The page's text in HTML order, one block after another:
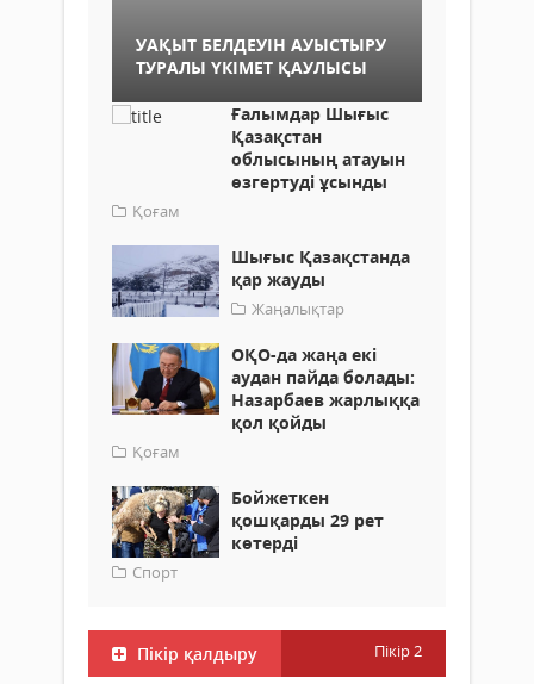
УАҚЫТ БЕЛДЕУІН АУЫСТЫРУ
ТУРАЛЫ ҮКІМЕТ ҚАУЛЫСЫ
Ғалымдар Шығыс
Қазақстан
облысының атауын
өзгертуді ұсынды
Қоғам
Шығыс Қазақстанда
қар жауды
Жаңалықтар
ОҚО-да жаңа екі
аудан пайда болады:
Назарбаев жарлыққа
қол қойды
Қоғам
Бойжеткен
қошқарды 29 рет
көтерді
Спорт
Пікір қалдыру Пікір2